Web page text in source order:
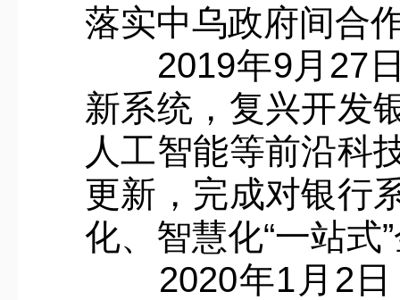
落实中乌政府间合
2019年9月27日
新系统，复兴开发
人工智能等前沿科
更新，完成对银行
化、智慧化“一站式
2020年1月2日